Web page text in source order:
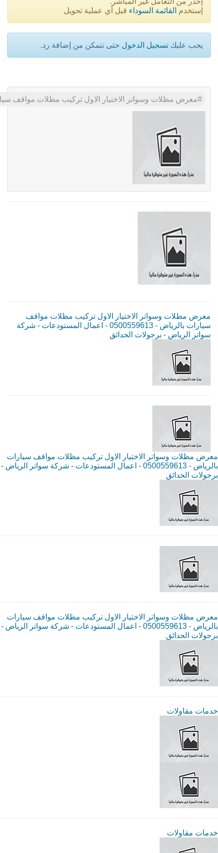
إستخدم القائمة السوداء قبل أي عملية تحويل
يجب عليك تسجيل الدخول حتى تتمكن من إضافة رد.
معرض مظلات وسواتر الاختيار الاول تركيب مظلات مواقف سيارات بالرياض - 0500559613 - اعمال المستودعات - شركة
معرض مظلات وسواتر الاختيار الاول تركيب مظلات مواقف
سيارات بالرياض - 0500559613 - اعمال المستودعات - شركة
سواتر الرياض - برجولات الحدائق
معرض مظلات وسواتر الاختيار الاول تركيب مظلات مواقف سيارات
بالرياض - 0500559613 - اعمال المستودعات - شركة سواتر الرياض -
برجولات الحدائق
معرض مظلات وسواتر الاختيار الاول تركيب مظلات مواقف سيارات
بالرياض - 0500559613 - اعمال المستودعات - شركة سواتر الرياض -
برجولات الحدائق
خدمات مقاولات
خدمات مقاولات